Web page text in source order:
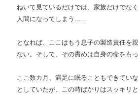
ねいて見ているだけでは、家族だけでな
人間になってしまう ……
となれば、ここはもう息子の製造責任を
ない。そして、その責めは自身の命をもっ
ここ数カ月、満足に眠ることもできてい
としていたが、この時ばかりはスッキリ